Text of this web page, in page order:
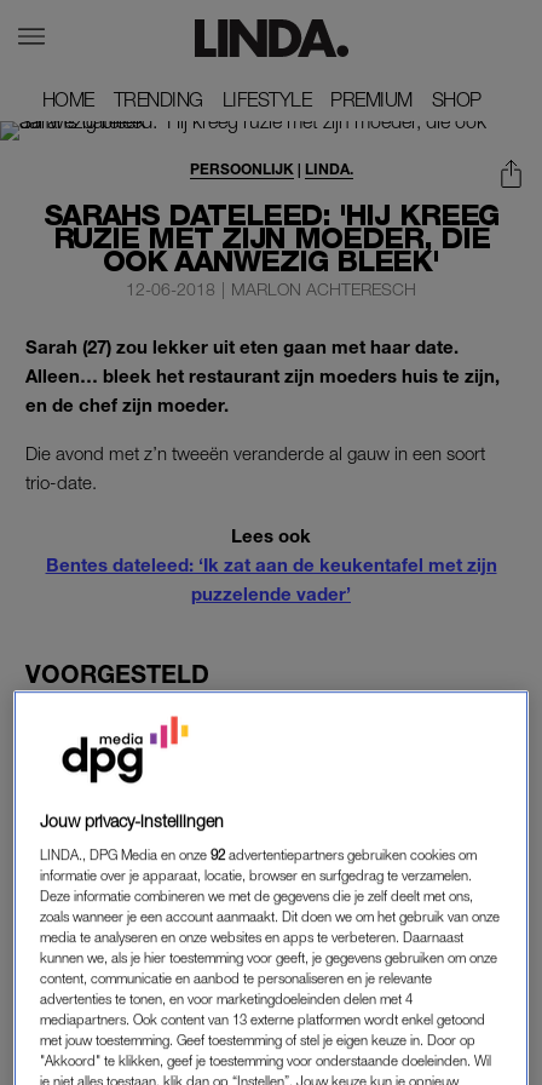
HOME
HOME TRENDING
TRENDING LIFESTYLE
LIFESTYLE PREMIUM
PREMIUM SHOP
SHOP
SARAHS DATELEED: 'HIJ KREEG
RUZIE MET ZIJN MOEDER, DIE
OOK AANWEZIG BLEEK'
PERSOONLIJK| LINDA.
12-06-2018 | MARLON ACHTERESCH
Sarah (27) zou lekker uit eten gaan met haar date.
Alleen… bleek het restaurant zijn moeders huis te zijn,
en de chef zijn moeder.
Die avond met z’n tweeën veranderde al gauw in een soort
trio-date.
Lees ook
Bentes dateleed: ‘Ik zat aan de keukentafel met zijn
puzzelende vader’
VOORGESTELD
aan die leuke jongen die ze kennen. Zo ook bij mij. Een
vriendin van mij had mij twee weken voor de date aan hem
WhatsApp-contact gehad. Het single zijn is ook niet alles en ik
had er dan ook oprecht zin in toen hij mij vroeg om met hem
uit eten te gaan.’
THUISRESTAURANT
‘Hij vroeg me om eerst langs hem te komen en ondanks dat ik
dat ietwat vreemd vond ging ik er toch maar heen. Hij had al
verteld dat hij nog bij zijn moeder woonde. Niet echt een
Jouw privacy-instellingen
LINDA., DPG Media en onze92 advertentiepartners gebruiken cookies om
informatie over je apparaat, locatie, browser en surfgedrag te verzamelen.
Deze informatie combineren we met de gegevens die je zelf deelt met ons,
zoals wanneer je een account aanmaakt. Dit doen we om het gebruik van onze
media te analyseren en onze websites en apps te verbeteren. Daarnaast
kunnen we, als je hier toestemming voor geeft, je gegevens gebruiken om onze
content, communicatie en aanbod te personaliseren en je relevante
advertenties te tonen, en voor marketingdoeleinden delen met 4
mediapartners. Ook content van 13 externe platformen wordt enkel getoond
met jouw toestemming. Geef toestemming of stel je eigen keuze in. Door op
"Akkoord" te klikken, geef je toestemming voor onderstaande doeleinden. Wil
je niet alles toestaan, klik dan op “Instellen”. Jouw keuze kun je opnieuw